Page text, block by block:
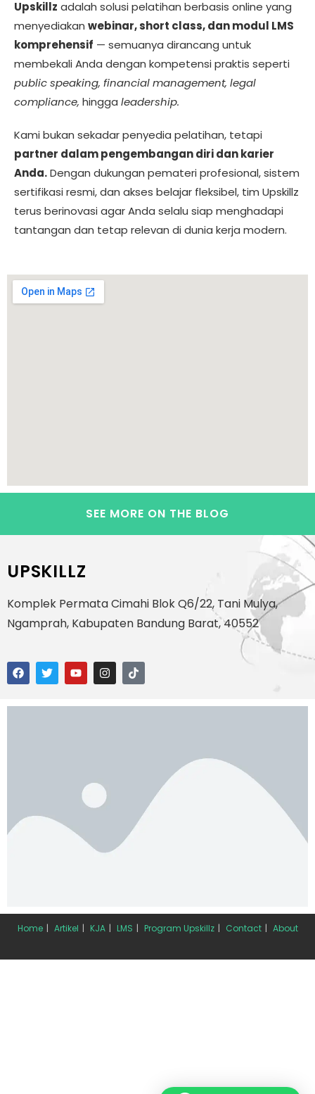
Upskillz adalah solusi pelatihan berbasis online yang
menyediakan webinar, short class, dan modul LMS
komprehensif — semuanya dirancang untuk
membekali Anda dengan kompetensi praktis seperti
public speaking, financial management, legal
compliance, hingga leadership.
Kami bukan sekadar penyedia pelatihan, tetapi
partner dalam pengembangan diri dan karier
Anda.Dengan dukungan pemateri profesional, sistem
sertifikasi resmi, dan akses belajar fleksibel, tim Upskillz
terus berinovasi agar Anda selalu siap menghadapi
tantangan dan tetap relevan di dunia kerja modern.
SEE MORE ON THE BLOG
UPSKILLZ
Komplek Permata Cimahi Blok Q6/22, Tani Mulya,
Ngamprah, Kabupaten Bandung Barat, 40552
Home Artikel KJA LMS Program Upskillz Contact About